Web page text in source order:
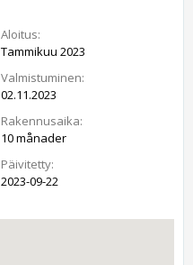
Aloitus:
Tammikuu 2023
Valmistuminen:
02.11.2023
Rakennusaika:
10 månader
Päivitetty:
2023-09-22